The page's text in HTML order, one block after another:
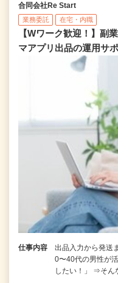
合同会社Re Start
業務委託 在宅・内職
【Wワーク歓迎！】副
マアプリ出品の運用サ
仕事内容
出品入力から発送
0〜40代の男性が
したい！」 ⇒そん